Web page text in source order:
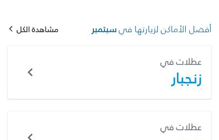
أفضل الأماكن لزيارتها فيسبتمبر مشاهدة الكل
عطلات في
زنجبار
عطلات في